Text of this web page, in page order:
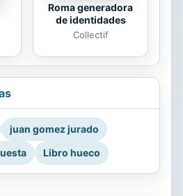
Roma generadora
de identidades
Collectif
juan gomez jurado
Libro hueco